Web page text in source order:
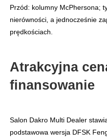
Przód: kolumny McPhersona;
nierówności, a jednocześnie
prędkościach.
Atrakcyjna
finansowanie
Salon Dakro Multi Dealer
podstawowa wersja DFSK